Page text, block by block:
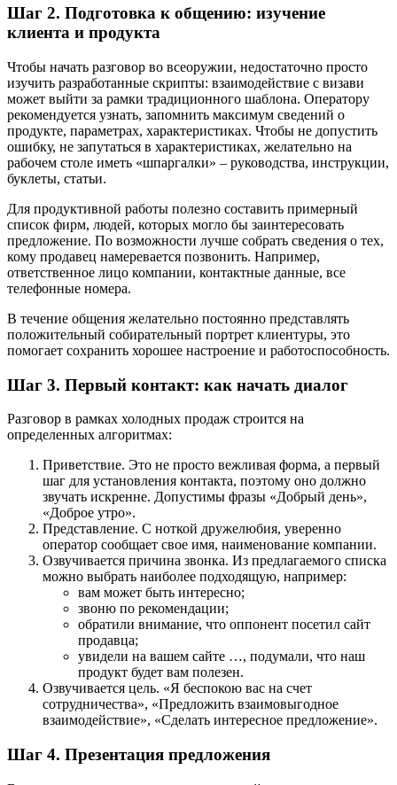
Шаг 2. Подготовка к общению: изучение
клиента и продукта
Чтобы начать разговор во всеоружии, недостаточно просто
изучить разработанные скрипты: взаимодействие с визави
может выйти за рамки традиционного шаблона. Оператору
рекомендуется узнать, запомнить максимум сведений о
продукте, параметрах, характеристиках. Чтобы не допустить
ошибку, не запутаться в характеристиках, желательно на
рабочем столе иметь «шпаргалки» – руководства, инструкции,
буклеты, статьи.
Для продуктивной работы полезно составить примерный
список фирм, людей, которых могло бы заинтересовать
предложение. По возможности лучше собрать сведения о тех,
кому продавец намеревается позвонить. Например,
ответственное лицо компании, контактные данные, все
телефонные номера.
В течение общения желательно постоянно представлять
положительный собирательный портрет клиентуры, это
помогает сохранить хорошее настроение и работоспособность.
Шаг 3. Первый контакт: как начать диалог
Разговор в рамках холодных продаж строится на
определенных алгоритмах:
Приветствие. Это не просто вежливая форма, а первый
шаг для установления контакта, поэтому оно должно
звучать искренне. Допустимы фразы «Добрый день»,
«Доброе утро».
Представление. С ноткой дружелюбия, уверенно
оператор сообщает свое имя, наименование компании.
Озвучивается причина звонка. Из предлагаемого списка
можно выбрать наиболее подходящую, например:
вам может быть интересно;
звоню по рекомендации;
обратили внимание, что оппонент посетил сайт
продавца;
увидели на вашем сайте …, подумали, что наш
продукт будет вам полезен.
Озвучивается цель. «Я беспокою вас на счет
сотрудничества», «Предложить взаимовыгодное
взаимодействие», «Сделать интересное предложение».
Шаг 4. Презентация предложения